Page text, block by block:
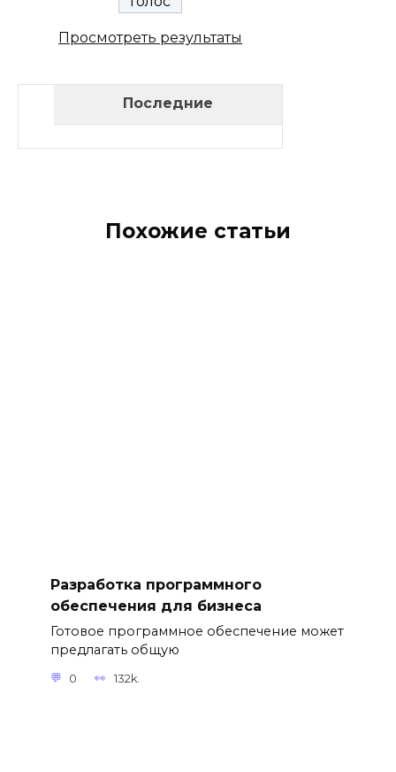
Просмотреть результаты
Последние
Похожие статьи
Разработка программного
обеспечения для бизнеса
Готовое программное обеспечение может
предлагать общую
0 132k.